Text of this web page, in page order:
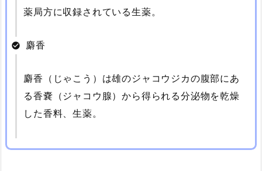
薬局方に収録されている生薬。
麝香
麝香（じゃこう）は雄のジャコウジカの腹部にあ
る香嚢（ジャコウ腺）から得られる分泌物を乾燥
した香料、生薬。